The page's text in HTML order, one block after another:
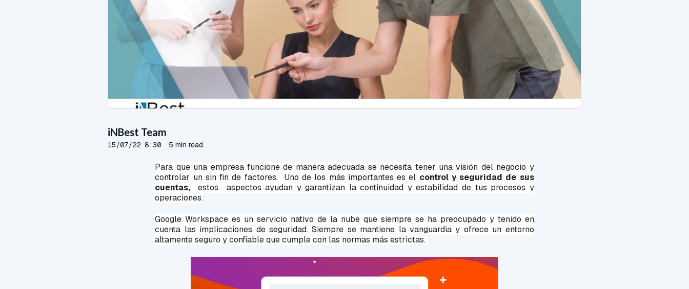
iNBest Team
15/07/22 8:30 5 min read.
Para que una empresa funcione de manera adecuada se necesita tener una visión del negocio y
controlar un sin fin de factores. Uno de los más importantes es el control y seguridad de sus
cuentas,
estos aspectos ayudan y garantizan lacontinuidad y estabilidad de tus procesos y
operaciones.
Google Workspace es un servicio nativo de la nube que siempre se ha preocupado y tenido en
cuenta las implicaciones de seguridad. Siempre se mantiene la vanguardia y ofrece un entorno
altamente seguro y confiable que cumple con las normas más estrictas.